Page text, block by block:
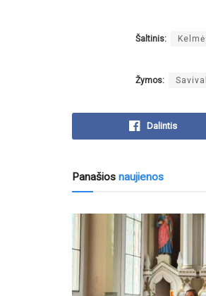
Šaltinis:
Žymos:
Dalintis
Panašios naujienos